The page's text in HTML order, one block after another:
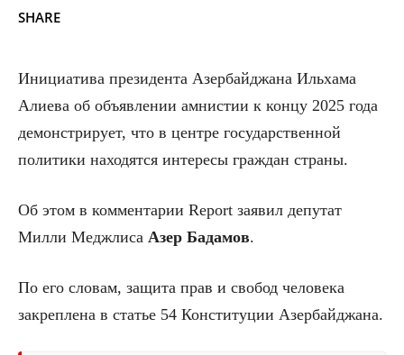
SHARE
Инициатива президента Азербайджана Ильхама
Алиева об объявлении амнистии к концу 2025 года
демонстрирует, что в центре государственной
политики находятся интересы граждан страны.
Об этом в комментарии Report заявил депутат
Милли Меджлиса Азер Бадамов.
По его словам, защита прав и свобод человека
закреплена в статье 54 Конституции Азербайджана.